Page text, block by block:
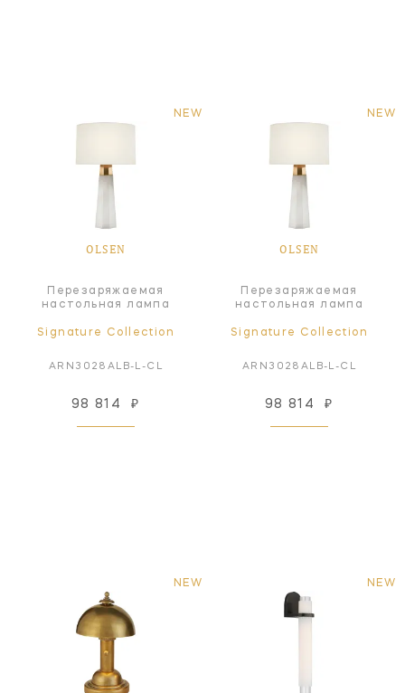
NEW
OLSEN
Перезаряжаемая
настольная лампа
Signature Collection
ARN3028ALB-L-CL
98 814 ₽
NEW
OLSEN
Перезаряжаемая
настольная лампа
Signature Collection
ARN3028ALB-L-CL
98 814 ₽
NEW NEW